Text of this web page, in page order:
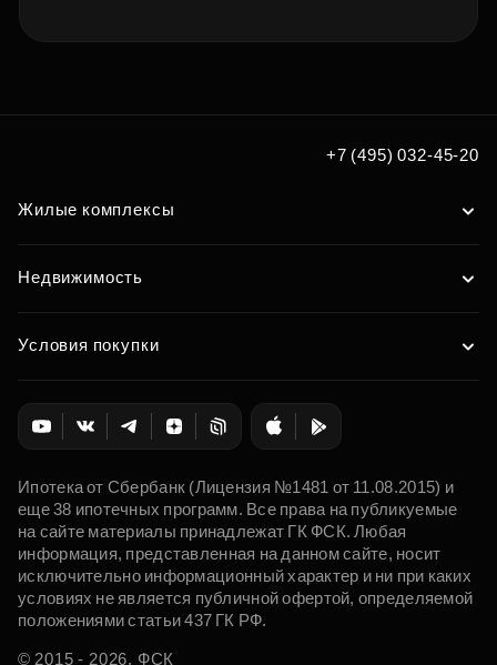
+7 (495) 032-45-20
Жилые комплексы
Недвижимость
Условия покупки
Ипотека от Сбербанк (Лицензия №1481 от 11.08.2015) и
еще 38 ипотечных программ. Все права на публикуемые
на сайте материалы принадлежат ГК ФСК. Любая
информация, представленная на данном сайте, носит
исключительно информационный характер и ни при каких
условиях не является публичной офертой, определяемой
положениями статьи 437 ГК РФ.
© 2015 - 2026. ФСК